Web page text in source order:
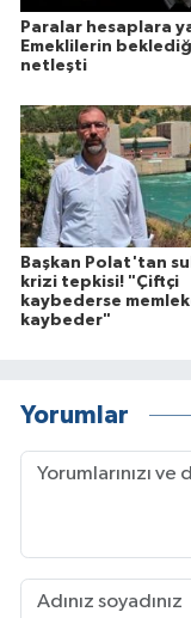
Paralar hesaplara
Emeklilerin
netleşti
Başkan Polat'tan
krizi tepkisi! "Çiftçi
kaybederse
kaybeder"
Yorumlar